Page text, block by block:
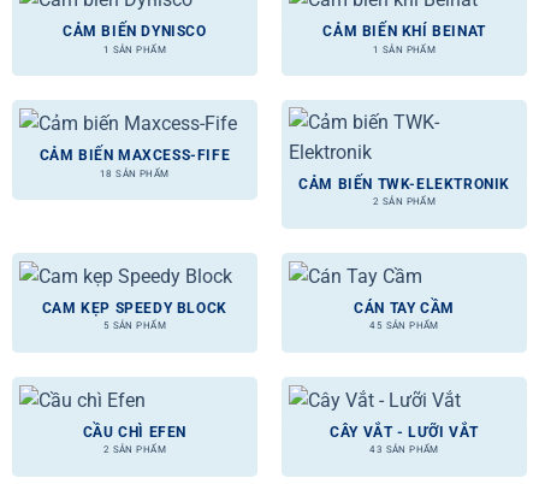
CẢM BIẾN DYNISCO
1 SẢN PHẨM
CẢM BIẾN KHÍ BEINAT
1 SẢN PHẨM
CẢM BIẾN MAXCESS-FIFE
18 SẢN PHẨM
CẢM BIẾN TWK-ELEKTRONIK
2 SẢN PHẨM
CAM KẸP SPEEDY BLOCK
5 SẢN PHẨM
CÁN TAY CẦM
45 SẢN PHẨM
CẦU CHÌ EFEN
2 SẢN PHẨM
CÂY VẮT - LƯỠI VẮT
43 SẢN PHẨM